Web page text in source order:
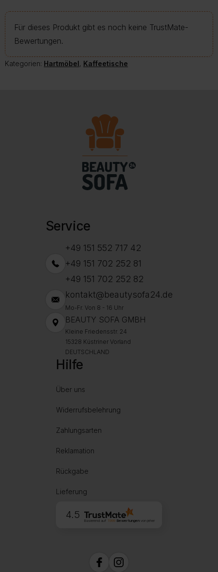
Für dieses Produkt gibt es noch keine TrustMate-
Bewertungen.
Kategorien: Hartmöbel, Kaffeetische
Service
+49 151 552 717 42
+49 151 702 252 81
+49 151 702 252 82
kontakt@beautysofa24.de
Mo-Fr. Von 8 - 16 Uhr
BEAUTY SOFA GMBH
Kleine Friedensstr. 24
15328 Küstriner Vorland
DEUTSCHLAND
Hilfe
Über uns
Widerrufsbelehrung
Zahlungsarten
Reklamation
Rückgabe
Lieferung
4.5
Basierend auf 1999Bewertungen von jeher